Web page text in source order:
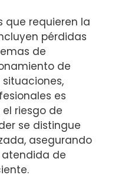
que requieren la
pérdidas
de
de
situaciones,
es
riesgo de
se distingue
asegurando
de